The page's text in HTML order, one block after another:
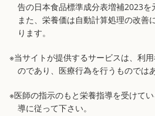
告の日本食品標準成分表増補2023を
また、栄養価は自動計算処理の改善
ります。
※当サイトが提供するサービスは、利
のであり、医療行為を行うものでは
※医師の指示のもと栄養指導を受けて
導に従って下さい。